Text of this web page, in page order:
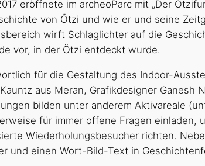
eröffnete im archeoParc mit „Der
von Ötzi und wie er und seine
wirft Schlaglichter auf die
vor, in der Ötzi entdeckt wurde.
für die Gestaltung des Indoor-
aus Meran, Grafikdesigner Ganesh
bilden unter anderem Aktivareale
für immer offene Fragen
Wiederholungsbesucher richten.
und einen Wort-Bild-Text in